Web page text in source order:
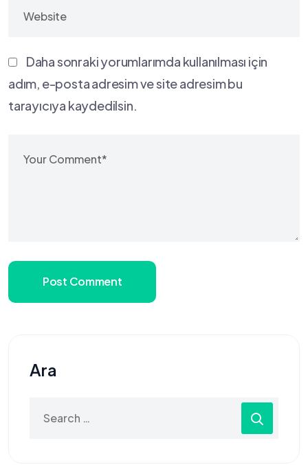
Daha sonraki yorumlarımda kullanılması için
adım, e-posta adresim ve site adresim bu
tarayıcıya kaydedilsin.
Post Comment
Ara
for: